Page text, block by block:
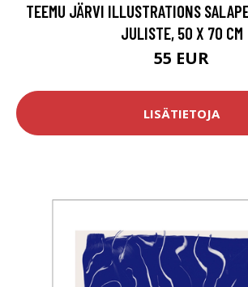
TEEMU JÄRVI ILLUSTRATIONS
JULISTE, 50 X 70 CM
55 EUR
LISÄTIETOJA